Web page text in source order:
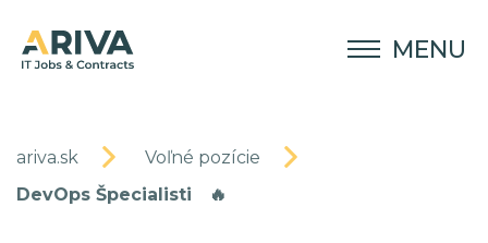
MENU
ariva.sk
Voľné pozície
DevOps Špecialisti
🔥